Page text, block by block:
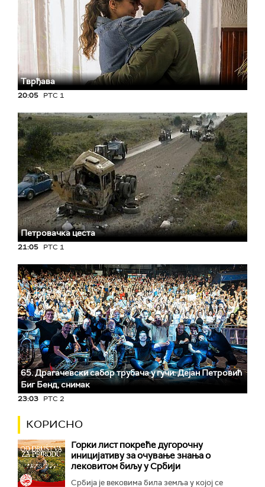
Тврђава
20:05 РТС 1
Петровачка цеста
21:05 РТС 1
65. Драгачевски сабор трубача у гучи: Дејан Петровић
Биг Бeнд, снимак
23:03 РТС 2
КОРИСНО
Горки лист покреће дугорочну
иницијативу за очување знања о
лековитом биљу у Србији
Србија је вековима била земља у којој се